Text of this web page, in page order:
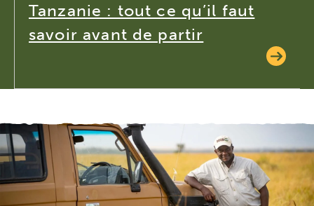
Tanzanie : tout ce qu’il faut
savoir avant de partir